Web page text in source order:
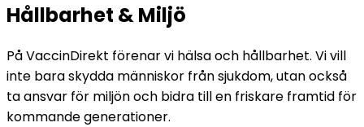
Hållbarhet & Miljö
På VaccinDirekt förenar vi hälsa och hållbarhet. Vi vill
inte bara skydda människor från sjukdom, utan också
ta ansvar för miljön och bidra till en friskare framtid för
kommande generationer.